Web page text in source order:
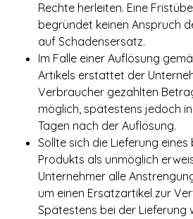
Rechte herleiten. Eine
begründet keinen Anspruch
auf Schadensersatz.
Im Falle einer Auflösung
Artikels erstattet der
Verbraucher gezahlten
möglich, spätestens jedoch
Tagen nach der Auflösung.
Sollte sich die Lieferung eines
Produkts als unmöglich
Unternehmer alle
um einen Ersatzartikel zur
Spätestens bei der Lieferung